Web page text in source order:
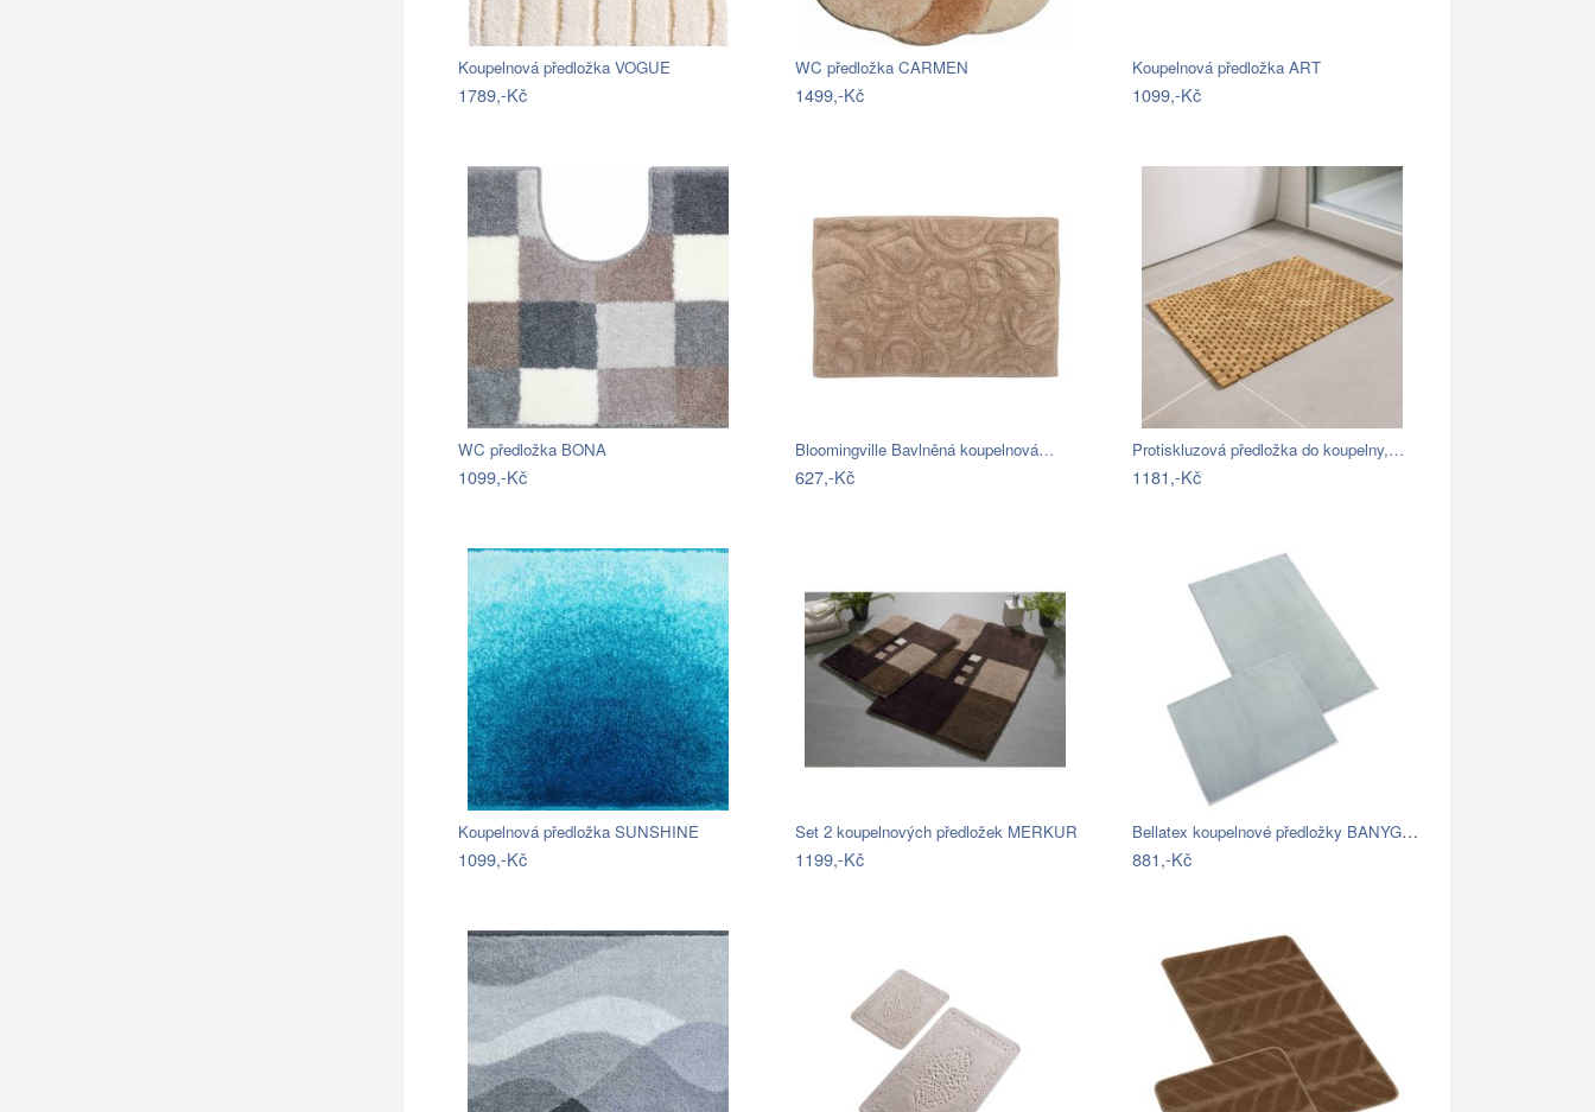
Koupelnová předložka VOGUE
1789,-Kč
WC předložka CARMEN
1499,-Kč
Koupelnová předložka ART
1099,-Kč
WC předložka BONA
1099,-Kč
Bloomingville Bavlněná koupelnová…
627,-Kč
Protiskluzová předložka do koupelny,…
1181,-Kč
Koupelnová předložka SUNSHINE
1099,-Kč
Set 2 koupelnových předložek MERKUR
1199,-Kč
Bellatex koupelnové předložky BANYGOLD…
881,-Kč